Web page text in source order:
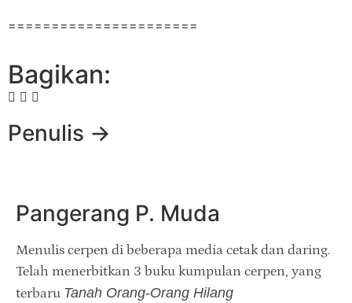
======================
Bagikan:
Penulis →
Pangerang P. Muda
Menulis cerpen di beberapa media cetak dan daring.
Telah menerbitkan 3 buku kumpulan cerpen, yang
terbaru Tanah Orang-Orang Hilang